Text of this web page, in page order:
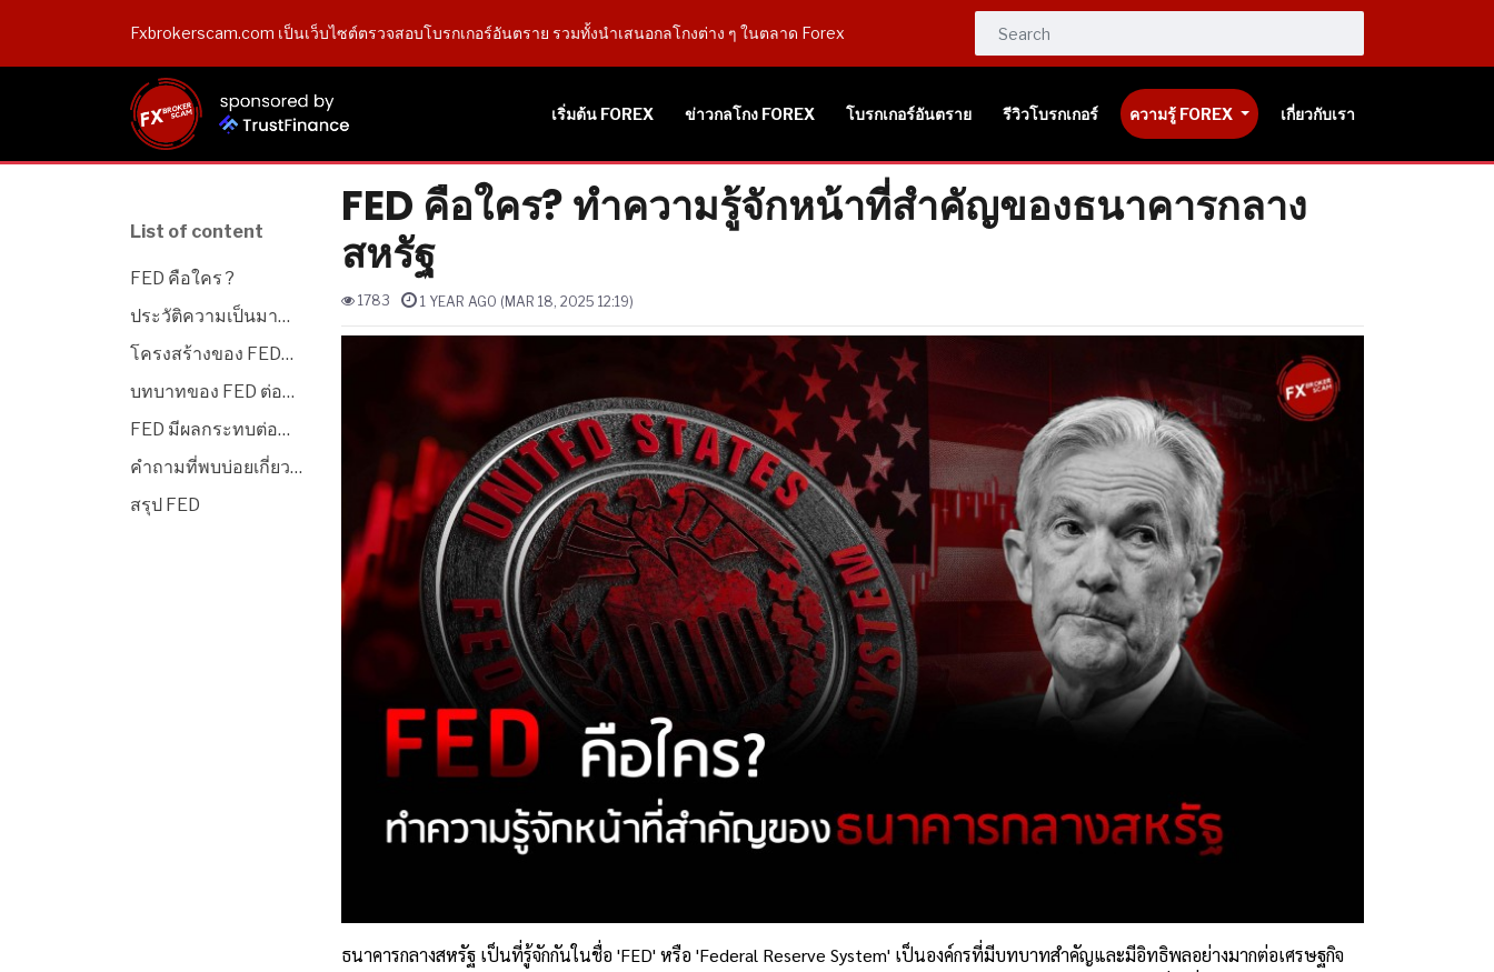
Fxbrokerscam.com เป็นเว็บไซต์ตรวจสอบโบรกเกอร์อันตราย รวมทั้งนำเสนอกลโกงต่าง ๆ ในตลาด Forex
เริ่มต้น FOREX ข่าวกลโกง FOREX โบรกเกอร์อันตราย รีวิวโบรกเกอร์ ความรู้ FOREX เกี่ยวกับเรา
List of content
FED คือใคร ?
ประวัติความเป็นมา
ของ FED
โครงสร้างของ FED
ประกอบด้วยอะไรบ้าง ?
บทบาทของ FED ต่อ
เศรษฐกิจสหรัฐฯ คือ
FED มีผลกระทบต่อ
ตลาด Forex อย่างไร ?
คำถามที่พบบ่อยเกี่ยว
กับ FED
สรุป FED
FED คือใคร? ทำความรู้จักหน้าที่สำคัญของธนาคารกลาง
สหรัฐ
1783 1 YEAR AGO (MAR 18, 2025 12:19)
ธนาคารกลางสหรัฐ เป็นที่รู้จักกันในชื่อ 'FED' หรือ 'Federal Reserve System' เป็นองค์กรที่มีบทบาทสำคัญและมีอิทธิพลอย่างมากต่อเศรษฐกิจ